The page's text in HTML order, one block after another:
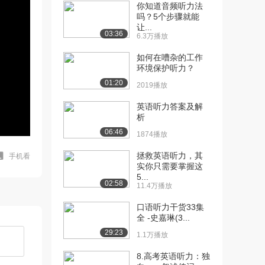
手机看
03:36
你知道音频听力法
吗？5个步骤就能
让...
6.3万播放
01:20
如何在嘈杂的工作
环境保护听力？
2019播放
06:46
英语听力答案及解
析
1874播放
02:58
拯救英语听力，其
实你只需要掌握这
5...
11.4万播放
29:23
口语听力干货33集
全 -史嘉琳(3...
1.1万播放
8.高考英语听力：独